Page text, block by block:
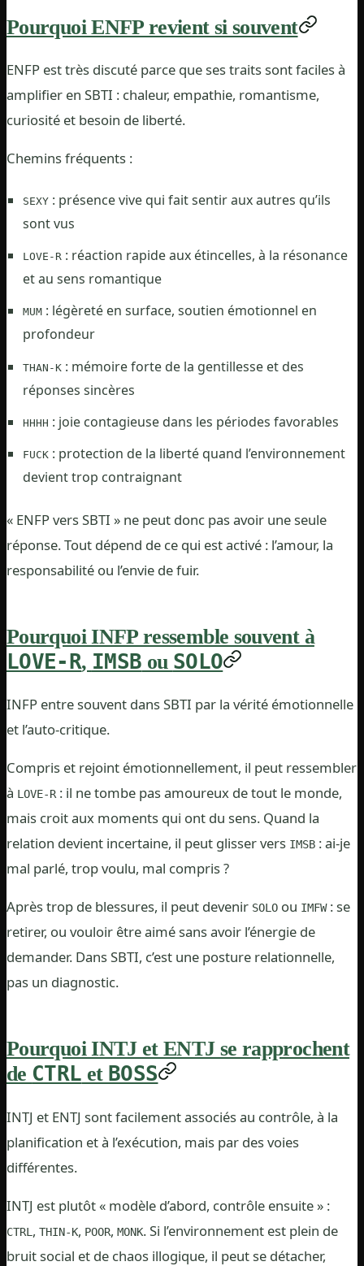
Pourquoi ENFP revient si souvent
ENFP est très discuté parce que ses traits sont faciles à
amplifier en SBTI : chaleur, empathie, romantisme,
curiosité et besoin de liberté.
Chemins fréquents :
SEXY : présence vive qui fait sentir aux autres qu’ils
sont vus
LOVE-R : réaction rapide aux étincelles, à la résonance
et au sens romantique
MUM : légèreté en surface, soutien émotionnel en
profondeur
THAN-K : mémoire forte de la gentillesse et des
réponses sincères
HHHH : joie contagieuse dans les périodes favorables
FUCK : protection de la liberté quand l’environnement
devient trop contraignant
« ENFP vers SBTI » ne peut donc pas avoir une seule
réponse. Tout dépend de ce qui est activé : l’amour, la
responsabilité ou l’envie de fuir.
Pourquoi INFP ressemble souvent à
LOVE-R, IMSB ou SOLO
INFP entre souvent dans SBTI par la vérité émotionnelle
et l’auto-critique.
Compris et rejoint émotionnellement, il peut ressembler
à LOVE-R: il ne tombe pas amoureux de tout le monde,
mais croit aux moments qui ont du sens. Quand la
relation devient incertaine, il peut glisser vers IMSB : ai-je
mal parlé, trop voulu, mal compris ?
Après trop de blessures, il peut devenir SOLO ou IMFW: se
retirer, ou vouloir être aimé sans avoir l’énergie de
demander. Dans SBTI, c’est une posture relationnelle,
pas un diagnostic.
Pourquoi INTJ et ENTJ se rapprochent
de CTRL et BOSS
INTJ et ENTJ sont facilement associés au contrôle, à la
planification et à l’exécution, mais par des voies
différentes.
INTJ est plutôt « modèle d’abord, contrôle ensuite » :
CTRL , THIN-K, POOR, MONK. Si l’environnement est plein de
bruit social et de chaos illogique, il peut se détacher,